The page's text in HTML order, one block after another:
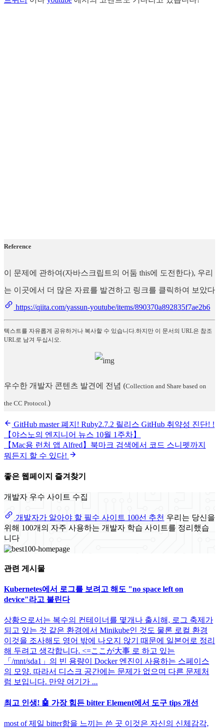
Reference
이 문제에 관하여(자바스크립트의 어둠 this에 도전한다), 우리
는 이곳에서 더 많은 자료를 발견하고 링크를 클릭하여 보았다
https://qiita.com/yassun-youtube/items/890370a892835f7ae2b6
텍스트를 자유롭게 공유하거나 복사할 수 있습니다.하지만 이 문서의 URL은 참조
URL로 남겨 두십시오.
우수한 개발자 콘텐츠 발견에 전념 (Collection and Share based on
the CC Protocol. )
GitHub master 폐지! Ruby2.7.2 릴리스 GitHub 취약성 진단! !
【야스노의 엔지니어 뉴스 10월 1주차】
【Mac용 런처 앱 Alfred】북마크 검색에서 코드 스니펫까지
뭐든지 할 수 있다!
좋은 웹페이지 즐겨찾기
개발자 우수 사이트 수집
개발자가 알아야 할 필수 사이트 100선 추천 우리는 당신을
위해 100개의 자주 사용하는 개발자 학습 사이트를 정리했습
니다
관련 게시물
Kubernetes에서 로그를 보려고 해도 "no space left on
device"라고 불린다
상황으로서는 복수의 컨테이너를 몇개나 출시해, 로그 축제가
되고 있는 것 같은 환경에서 Minikube인 것도 물론 로컬 환경
이것을 조사해도 영어 밖에 나오지 않기 때문에 일본어로 정리
해 두려고 생각합니다. <=ここが大事 로 하고 있는
「/mnt/sda1」의 빈 용량이 Docker 엔진이 사용하는 스페이스
의 모양. 따라서 디스크 공간에는 문제가 없으며 다른 문제처
럼 보입니다. 만약 여기가 ...
최고 인생! 🤖 가장 힘든 bitter Element에서 도구 tips 개선
most of 제일 bitter함을 느끼는 쓴 곳 이것은 자신의 신체감각,